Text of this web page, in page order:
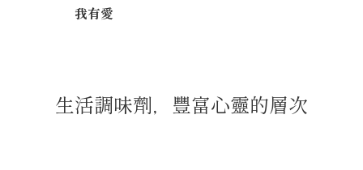
我有愛
生活調味劑，豐富心靈的層次